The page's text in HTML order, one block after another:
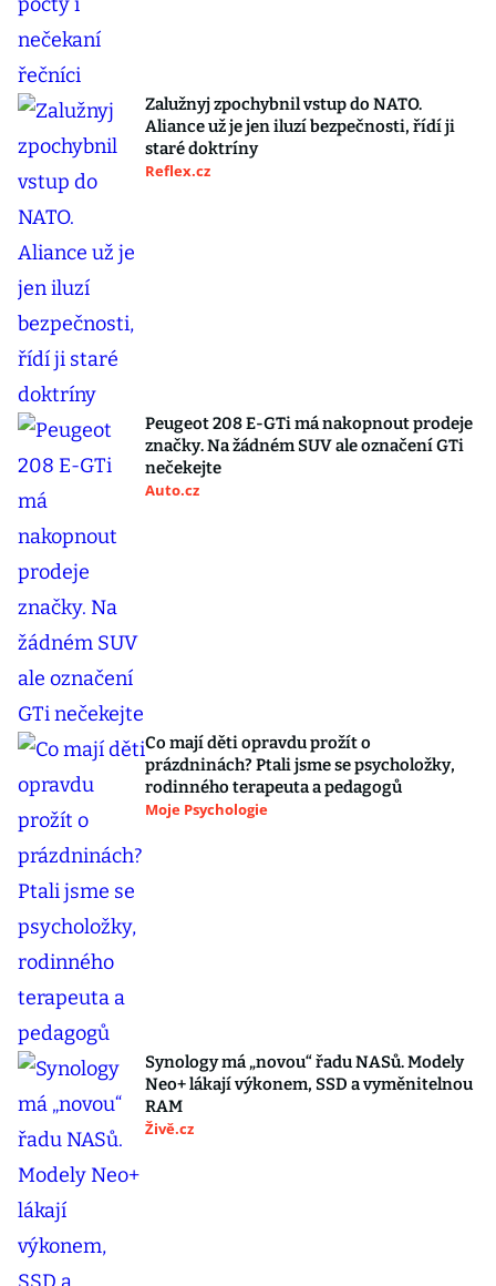
Zalužnyj zpochybnil vstup do NATO.
Aliance už je jen iluzí bezpečnosti, řídí ji
staré doktríny
Reflex.cz
Peugeot 208 E-GTi má nakopnout prodeje
značky. Na žádném SUV ale označení GTi
nečekejte
Auto.cz
Co mají děti opravdu prožít o
prázdninách? Ptali jsme se psycholožky,
rodinného terapeuta a pedagogů
Moje Psychologie
Synology má „novou“ řadu NASů. Modely
Neo+ lákají výkonem, SSD a vyměnitelnou
RAM
Živě.cz